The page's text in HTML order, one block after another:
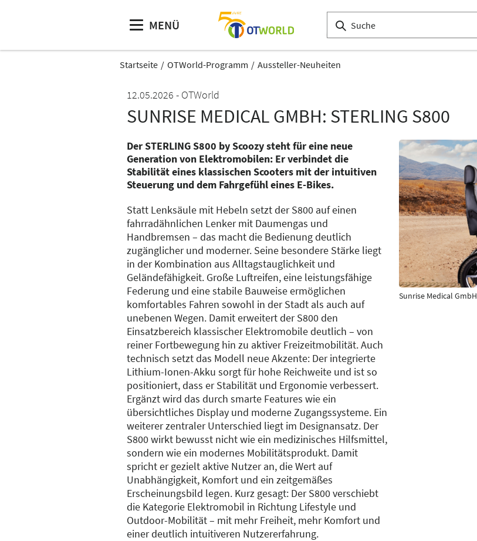
MENÜ
Startseite OTWorld-Programm Aussteller-Neuheiten
12.05.2026
OTWorld
SUNRISE MEDICAL GMBH: STERLING S800
Der STERLING S800 by Scoozy steht für eine neue
Generation von Elektromobilen: Er verbindet die
Stabilität eines klassischen Scooters mit der intuitiven
Steuerung und dem Fahrgefühl eines E-Bikes.
Statt Lenksäule mit Hebeln setzt der S800 auf einen
fahrradähnlichen Lenker mit Daumengas und
Handbremsen – das macht die Bedienung deutlich
zugänglicher und moderner. Seine besondere Stärke liegt
in der Kombination aus Alltagstauglichkeit und
Geländefähigkeit. Große Luftreifen, eine leistungsfähige
Federung und eine stabile Bauweise ermöglichen
komfortables Fahren sowohl in der Stadt als auch auf
unebenen Wegen. Damit erweitert der S800 den
Einsatzbereich klassischer Elektromobile deutlich – von
reiner Fortbewegung hin zu aktiver Freizeitmobilität. Auch
technisch setzt das Modell neue Akzente: Der integrierte
Lithium-Ionen-Akku sorgt für hohe Reichweite und ist so
positioniert, dass er Stabilität und Ergonomie verbessert.
Ergänzt wird das durch smarte Features wie ein
übersichtliches Display und moderne Zugangssysteme. Ein
weiterer zentraler Unterschied liegt im Designansatz. Der
S800 wirkt bewusst nicht wie ein medizinisches Hilfsmittel,
sondern wie ein modernes Mobilitätsprodukt. Damit
spricht er gezielt aktive Nutzer an, die Wert auf
Unabhängigkeit, Komfort und ein zeitgemäßes
Erscheinungsbild legen. Kurz gesagt: Der S800 verschiebt
die Kategorie Elektromobil in Richtung Lifestyle und
Outdoor-Mobilität – mit mehr Freiheit, mehr Komfort und
einer deutlich intuitiveren Nutzererfahrung.
Sunrise Medical GmbH